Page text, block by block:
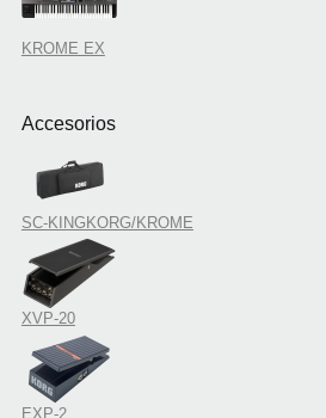
KROME EX
Accesorios
SC-KINGKORG/KROME
XVP-20
EXP-2